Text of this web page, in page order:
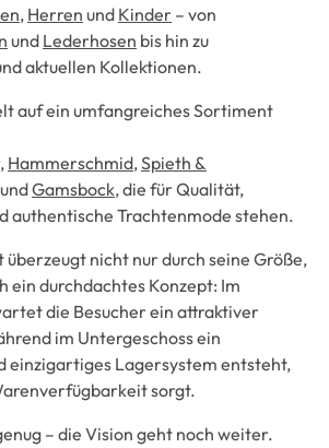
, Herren und Kinder – von
und Lederhosen bis hin zu
aktuellen Kollektionen.
auf ein umfangreiches Sortiment
, Hammerschmid,Spieth &
undGamsbock, die für Qualität,
authentische Trachtenmode stehen.
überzeugt nicht nur durch seine Größe,
ein durchdachtes Konzept: Im
die Besucher ein attraktiver
im Untergeschoss ein
einzigartiges Lagersystem entsteht,
sorgt.
– die Vision geht noch weiter.